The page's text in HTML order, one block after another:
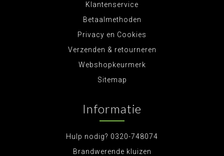
Klantenservice
Betaalmethoden
Privacy en Cookies
Verzenden & retourneren
Webshopkeurmerk
Sitemap
Informatie
Hulp nodig? 0320-748074
Brandwerende kluizen